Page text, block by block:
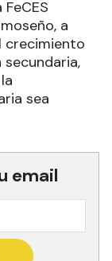
a
crecimiento
sea
email